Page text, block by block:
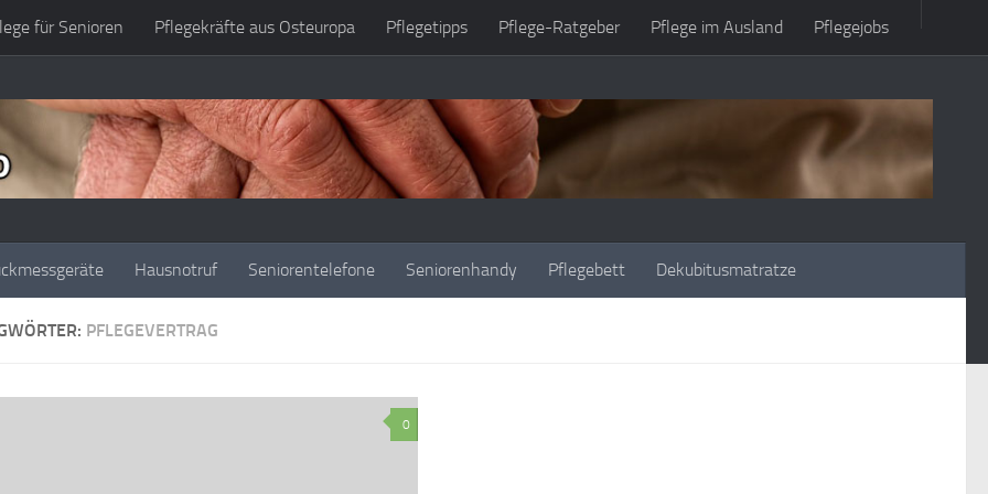
für Senioren Pflegekräfte aus Osteuropa Pflegetipps Pflege-Ratgeber Pflege im Ausland Pflegejobs
Hausnotruf Seniorentelefone Seniorenhandy Pflegebett Dekubitusmatratze
PFLEGEVERTRAG
0